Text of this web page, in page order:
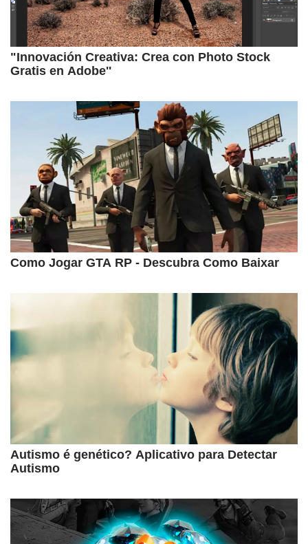
"Innovación Creativa: Crea con Photo Stock
Gratis en Adobe''
Como Jogar GTA RP - Descubra Como Baixar
Autismo é genético? Aplicativo para Detectar
Autismo